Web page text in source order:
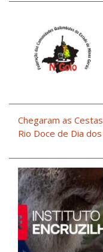
Chegaram as
Rio Doce de Dia dos